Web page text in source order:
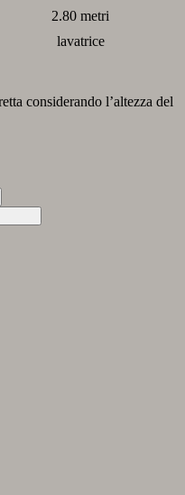
2.80 metri
lavatrice
considerando l’altezza del